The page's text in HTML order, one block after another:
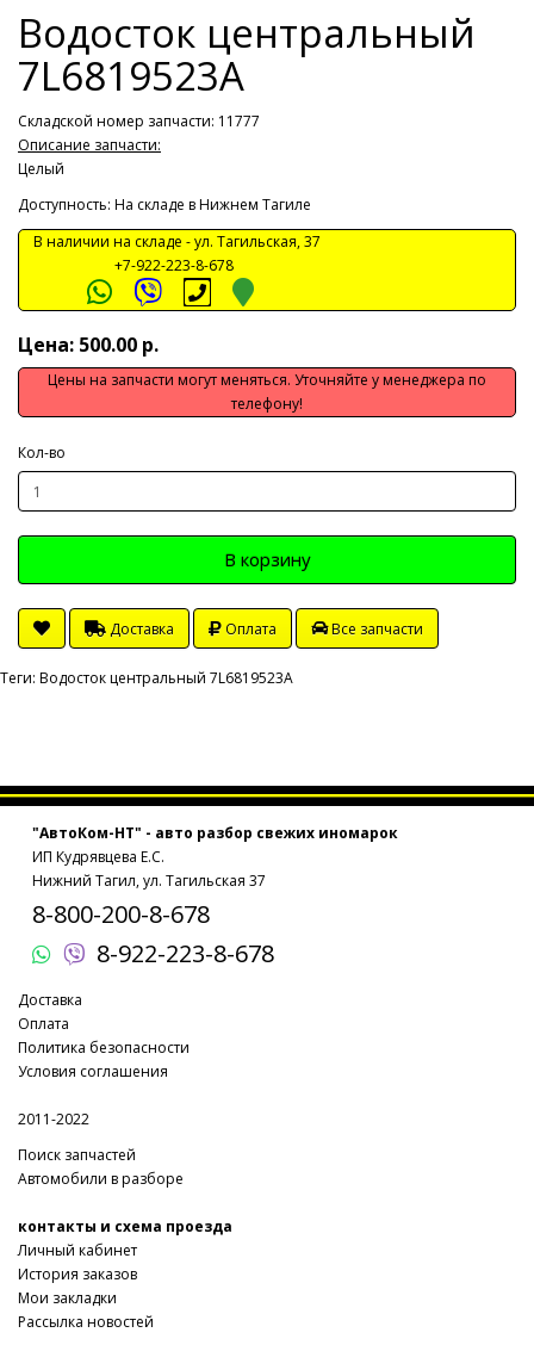
Водосток центральный
7L6819523A
Складской номер запчасти: 11777
Описание запчасти:
Целый
Доступность: На складе в Нижнем Тагиле
В наличии на складе -ул. Тагильская, 37
+7-922-223-8-678
Цена: 500.00 р.
Цены на запчасти могут меняться. Уточняйте у менеджера по
телефону!
Кол-во
В корзину
Доставка Оплата Все запчасти
Теги: Водосток центральный 7L6819523A
"АвтоКом-НТ" - авто разбор свежих иномарок
ИП Кудрявцева Е.С.
Нижний Тагил, ул. Тагильская 37
8-800-200-8-678
8-922-223-8-678
Доставка
Оплата
Политика безопасности
Условия соглашения
2011-2022
Поиск запчастей
Автомобили в разборе
контакты и схема проезда
Личный кабинет
История заказов
Мои закладки
Рассылка новостей